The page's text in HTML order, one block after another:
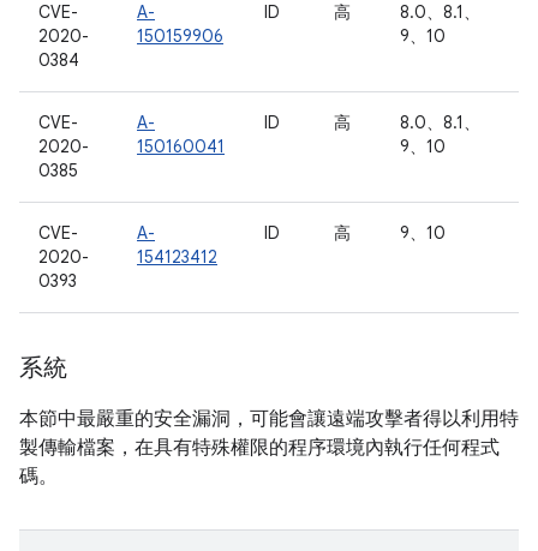
CVE-
2020-
0384
A-
150159906
ID 高
8.0、8.1、
9、10
CVE-
2020-
0385
A-
150160041
ID 高
8.0、8.1、
9、10
CVE-
2020-
0393
A-
154123412
ID 高 9、10
系統
本節中最嚴重的安全漏洞，可能會讓遠端攻擊者得以利用特
製傳輸檔案，在具有特殊權限的程序環境內執行任何程式
碼。